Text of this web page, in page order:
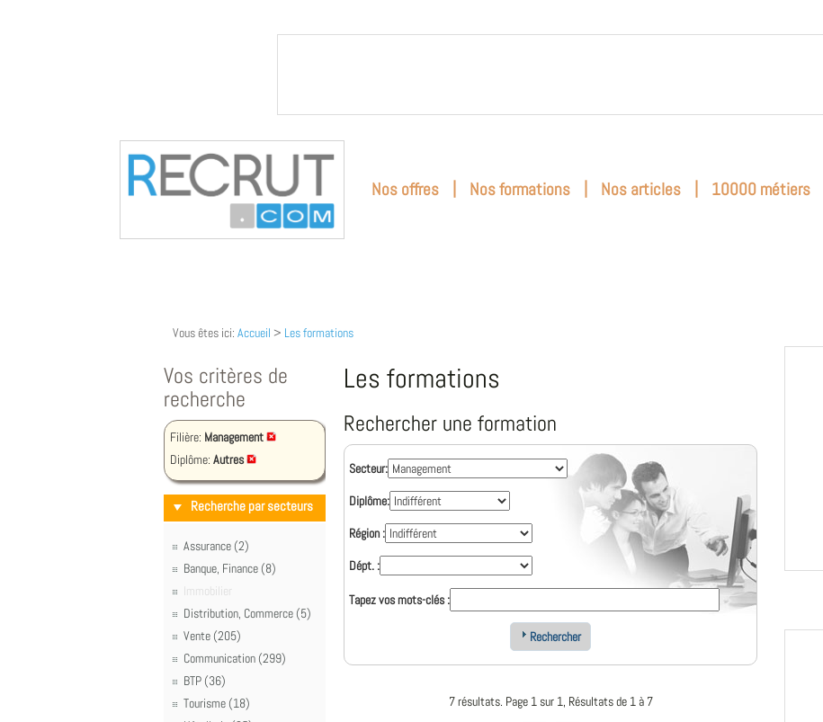
Nos offres | Nos formations | Nos articles | 10000 métiers
Vous êtes ici: Accueil > Les formations
Vos critères de
recherche
Filière: Management
Diplôme: Autres
Recherche par secteurs
Assurance (2)
Banque, Finance (8)
Immobilier
Distribution, Commerce (5)
Vente (205)
Communication (299)
BTP (36)
Tourisme (18)
Les formations
Rechercher une formation
Secteur:
Diplôme:
Région :
Dépt. :
Tapez vos mots-clés :
Rechercher
7 résultats. Page 1 sur 1, Résultats de 1 à 7